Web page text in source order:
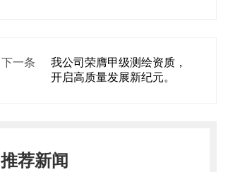
下一条
我公司荣膺甲级测绘资质，
开启高质量发展新纪元。
推荐新闻